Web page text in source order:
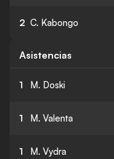
2 C. Kabongo
Asistencias
1 M. Doski
1 M. Valenta
1 M. Vydra